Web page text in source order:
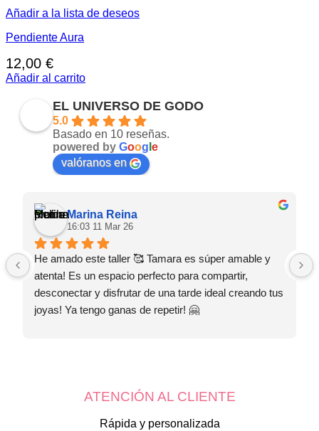
Añadir a la lista de deseos
Pendiente Aura
12,00 €
Añadir al carrito
EL UNIVERSO DE GODO
5.0
Basado en 10 reseñas.
powered by Goog e
valóranos en
Marina Reina
16:03 11 Mar 26
He amado este taller 🥰 Tamara es súper amable y
atenta! Es un espacio perfecto para compartir,
desconectar y disfrutar de una tarde ideal creando tus
joyas! Ya tengo ganas de repetir! 🤗
ATENCIÓN AL CLIENTE
Rápida y personalizada